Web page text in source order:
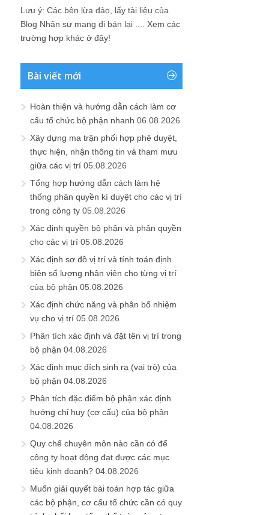
Lưu ý: Các bên lừa đảo, lấy tài liệu của
Blog Nhân sự mang đi bán lại .... Xem các
trường hợp khác ở đây!
Bài viết mới
Hoàn thiện và hướng dẫn cách làm cơ
cấu tổ chức bộ phận nhanh 06.08.2026
Xây dựng ma trận phối hợp phê duyệt,
thực hiện, nhận thông tin và tham mưu
giữa các vị trí 05.08.2026
Tổng hợp hướng dẫn cách làm hệ
thống phân quyền kí duyệt cho các vị trí
trong công ty 05.08.2026
Xác định quyền bộ phận và phân quyền
cho các vị trí 05.08.2026
Xác định sơ đồ vị trí và tính toán định
biên số lượng nhân viên cho từng vị trí
của bộ phận 05.08.2026
Xác định chức năng và phân bổ nhiệm
vụ cho vị trí 05.08.2026
Phân tích xác định và đặt tên vị trí trong
bộ phận 04.08.2026
Xác định mục đích sinh ra (vai trò) của
bộ phận 04.08.2026
Phân tích đặc điểm bộ phận xác định
hướng chỉ huy (cơ cấu) của bộ phận
04.08.2026
Quy chế chuyên môn nào cần có để
công ty hoạt động đạt được các mục
tiêu kinh doanh? 04.08.2026
Muốn giải quyết bài toán hợp tác giữa
các bộ phận, cơ cấu tổ chức cần có quy